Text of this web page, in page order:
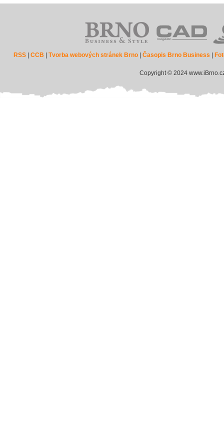
RSS |CCB |Tvorba webových stránek Brno |Časopis Brno Business
Copyright © 2024